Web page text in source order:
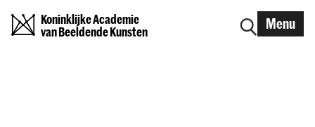
Koninklijke Academie
van Beeldende Kunsten
Menu